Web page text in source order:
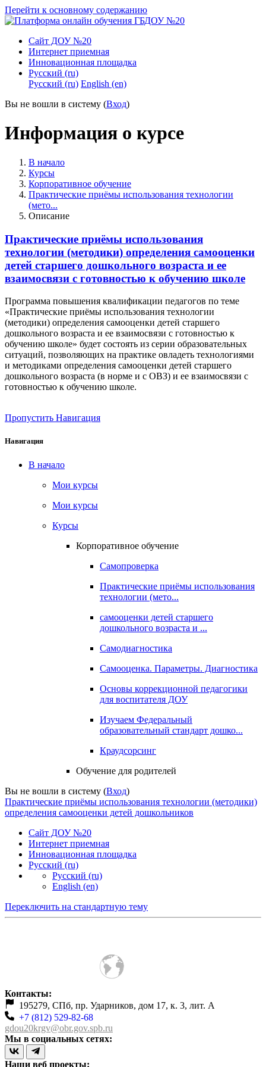
Перейти к основному содержанию
Сайт ДОУ №20
Интернет приемная
Инновационная площадка
Русский ‎(ru)‎
Русский ‎(ru)‎ English ‎(en)‎
Вы не вошли в систему (Вход)
Информация о курсе
В начало
Курсы
Корпоративное обучение
Практические приёмы использования технологии
(мето...
Описание
Практические приёмы использования
технологии (методики) определения самооценки
детей старшего дошкольного возраста и ее
взаимосвязи с готовностью к обучению школе
Программа повышения квалификации педагогов по теме
«Практические приёмы использования технологии
(методики) определения самооценки детей старшего
дошкольного возраста и ее взаимосвязи с готовностью к
обучению школе» будет состоять из серии образовательных
ситуаций, позволяющих на практике овладеть технологиями
и методиками определения самооценки детей старшего
дошкольного возраста (в норме и с ОВЗ) и ее взаимосвязи с
готовностью к обучению школе.
Пропустить Навигация
Навигация
В начало
Мои курсы
Мои курсы
Курсы
Корпоративное обучение
Самопроверка
Практические приёмы использования
технологии (мето...
самооценки детей старшего
дошкольного возраста и ...
Самодиагностика
Самооценка. Параметры. Диагностика
Основы коррекционной педагогики
для воспитателя ДОУ
Изучаем Федеральный
образовательный стандарт дошко...
Краудсорсинг
Обучение для родителей
Вы не вошли в систему (Вход)
Практические приёмы использования технологии (методики)
определения самооценки детей дошкольников
Сайт ДОУ №20
Интернет приемная
Инновационная площадка
Русский ‎(ru)‎
Русский ‎(ru)‎
English ‎(en)‎
Переключить на стандартную тему
Контакты:
195279, СПб, пр. Ударников, дом 17, к. 3, лит. А
+7 (812) 529-82-68
gdou20krgv@obr.gov.spb.ru
Мы в социальных сетях:
Наши веб проекты: